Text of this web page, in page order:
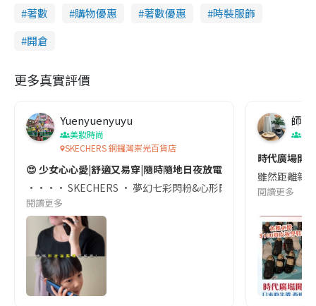
著數 購物優惠 著數優惠
時裝服飾
開倉
更多真實評價
Yuenyuenyuyu
美妝時尚
SKECHERS 銅鑼灣崇光百貨店
😍 少女心心愛|舒適又易穿|隨時隨地日夜放電 🏃🏻‍♀️
•••• SKECHERS • 夢幻七彩閃粉&心形閃燈運動鞋 •••• 😍 少
閱讀更多
師奶
親
時代廣場開
雖然距離新
閱讀更多